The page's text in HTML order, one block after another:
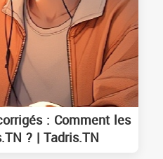
: Comment les
? | Tadris.TN